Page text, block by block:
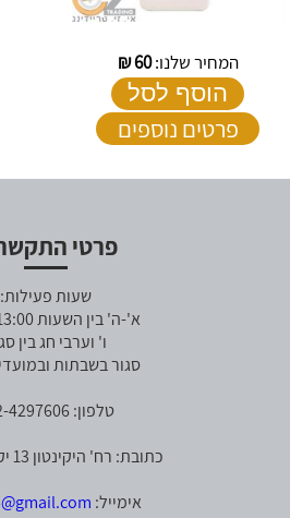
המחיר שלנו:60
₪
הוסף לסל
פרטים נוספים
פרטי
שעות פעילות:
א'-ה' בין השעות 08:00-13:00
ו' וערבי חג בין
סגור בשבתות
טלפון: 052-4297606
כתובת: רח' היקינטון 13 יקנעם עילית
אימייל: